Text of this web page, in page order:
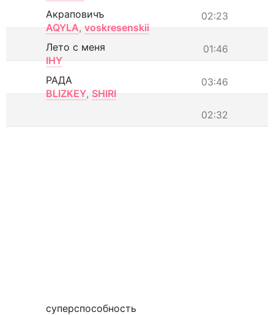
02:23
Акраповичъ
AQYLA, voskresenskii
01:46
Лето с меня
IHY
03:46
РАДА
BLIZKEY, SHIRI
02:32
суперспособность